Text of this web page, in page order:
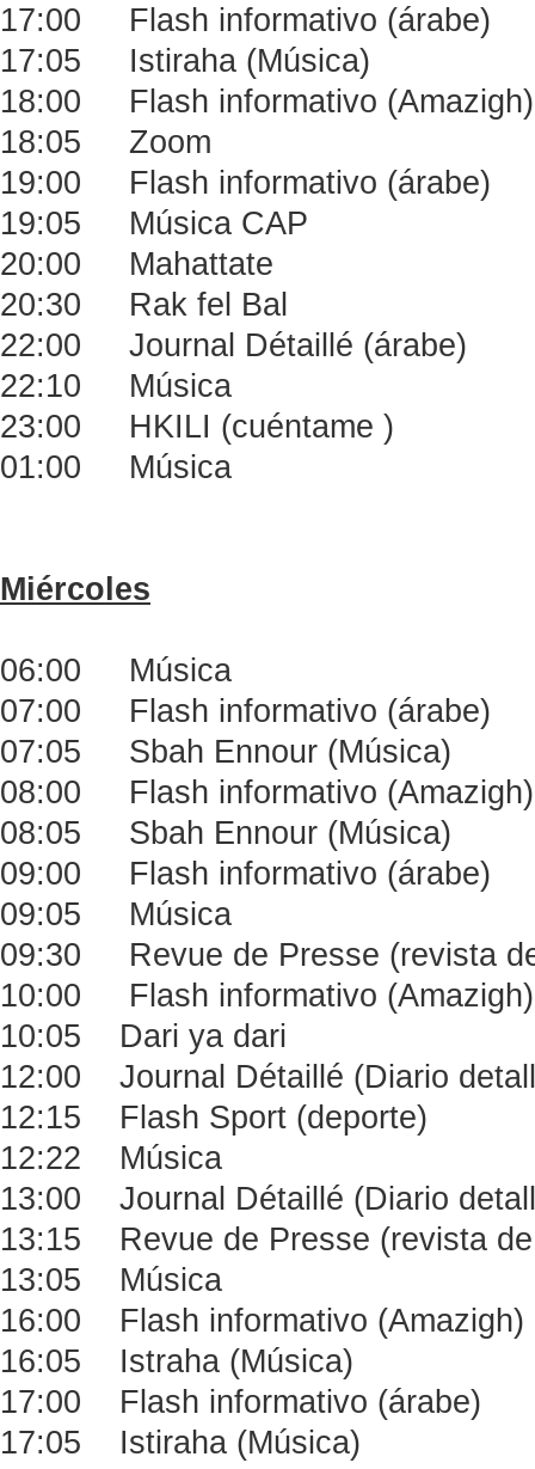
17:00 Flash informativo (árabe)
17:05 Istiraha (Música)
18:00 Flash informativo (Amazigh)
18:05 Zoom
19:00 Flash informativo (árabe)
19:05 Música CAP
20:00 Mahattate
20:30 Rak fel Bal
22:00 Journal Détaillé (árabe)
22:10 Música
23:00 HKILI (cuéntame )
01:00 Música
Miércoles
06:00 Música
07:00 Flash informativo (árabe)
07:05 Sbah Ennour (Música)
08:00 Flash informativo (Amazigh)
08:05 Sbah Ennour (Música)
09:00 Flash informativo (árabe)
09:05 Música
09:30 Revue de Presse (revista
10:00 Flash informativo (Amazigh)
10:05 Dari ya dari
12:00 Journal Détaillé (Diario
12:15 Flash Sport (deporte)
12:22 Música
13:00 Journal Détaillé (Diario
13:15 Revue de Presse (revista
13:05 Música
16:00 Flash informativo (Amazigh)
16:05 Istraha (Música)
17:00 Flash informativo (árabe)
17:05 Istiraha (Música)